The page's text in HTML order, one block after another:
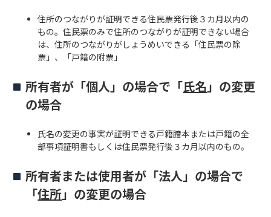
住所のつながりが証明できる住民票発行後３カ月以内の
もの。住民票のみで住所のつながりが証明できない場合
は、住所のつながりがしょうめいできる「住民票の除
票」、「戸籍の附票」
所有者が「個人」の場合で「氏名」の変更
の場合
氏名の変更の事実が証明できる戸籍謄本または戸籍の全
部事項証明書もしくは住民票発行後３カ月以内のもの。
所有者または使用者が「法人」の場合で
「住所」の変更の場合